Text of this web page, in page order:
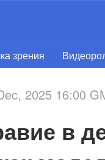
зрения
2025 16:00
в